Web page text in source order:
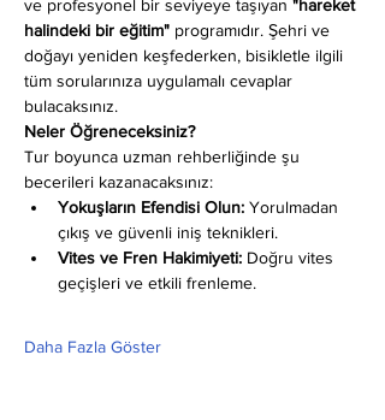
ve profesyonel bir seviyeye taşıyan "hareket
halindeki bir eğitim" programıdır. Şehri ve
doğayı yeniden keşfederken, bisikletle ilgili
tüm sorularınıza uygulamalı cevaplar
bulacaksınız.
Neler Öğreneceksiniz?
Tur boyunca uzman rehberliğinde şu
becerileri kazanacaksınız:
Yokuşların Efendisi Olun: Yorulmadan
çıkış ve güvenli iniş teknikleri.
Vites ve Fren Hakimiyeti: Doğru vites
geçişleri ve etkili frenleme.
Daha Fazla Göster